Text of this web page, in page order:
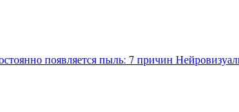
появляется пыль: 7 причин